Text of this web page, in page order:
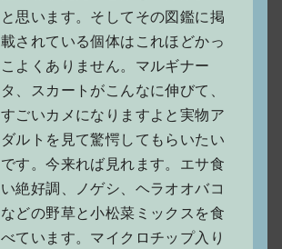
と思います。そしてその図鑑に掲
載されている個体はこれほどかっ
こよくありません。マルギナー
タ、スカートがこんなに伸びて、
すごいカメになりますよと実物ア
ダルトを見て驚愕してもらいたい
です。今来れば見れます。エサ食
い絶好調、ノゲシ、ヘラオオバコ
などの野草と小松菜ミックスを食
べています。マイクロチップ入り